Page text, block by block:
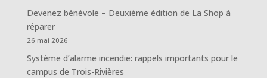
Devenez bénévole – Deuxième édition de La Shop à
réparer
26 mai 2026
Système d’alarme incendie: rappels importants pour le
campus de Trois-Rivières